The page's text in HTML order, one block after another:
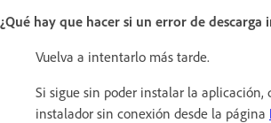
¿Qué hay que hacer si un error de descarga
Vuelva a intentarlo más tarde.
Si sigue sin poder instalar la aplicación,
instalador sin conexión desde la página